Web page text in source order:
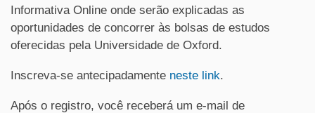
Informativa Online onde serão explicadas as
oportunidades de concorrer às bolsas de estudos
oferecidas pela Universidade de Oxford.
Inscreva-se antecipadamente neste link.
Após o registro, você receberá um e-mail de